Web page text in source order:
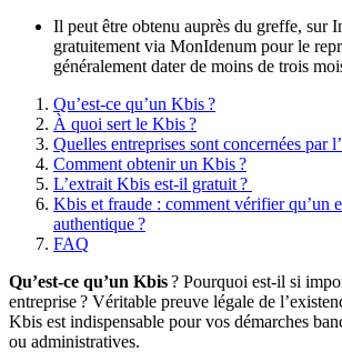
Il peut être obtenu auprès du greffe, sur
gratuitement via MonIdenum pour le
généralement dater de moins de trois
Qu’est-ce qu’un Kbis ?
À quoi sert le Kbis ?
Quelles entreprises sont concernées par
Comment obtenir un Kbis ?
L’extrait Kbis est-il gratuit ?
Kbis et fraude : comment vérifier qu’un
authentique ?
FAQ
Qu’est-ce qu’un Kbis? Pourquoi est-il si
entreprise ? Véritable preuve légale de
Kbis est indispensable pour vos démarches
ou administratives.